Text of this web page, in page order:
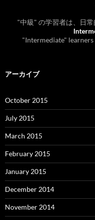
"中級" の学習者は、日常
"Intermediate"
アーカイブ
October 2015
July 2015
March 2015
February 2015
January 2015
December 2014
November 2014